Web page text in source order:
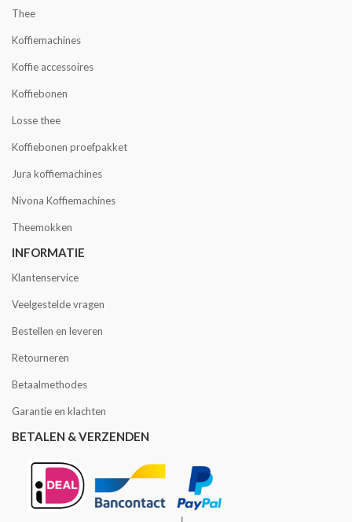
Thee
Koffiemachines
Koffie accessoires
Koffiebonen
Losse thee
Koffiebonen proefpakket
Jura koffiemachines
Nivona Koffiemachines
Theemokken
INFORMATIE
Klantenservice
Veelgestelde vragen
Bestellen en leveren
Retourneren
Betaalmethodes
Garantie en klachten
BETALEN & VERZENDEN